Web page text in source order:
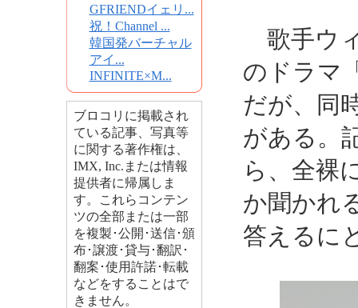
GFRIENDイェリ...
祝！Channel ...
韓国発バーチャル
アイ...
INFINITE×M...
ブロコリに掲載され
ている記事、写真等
に関する著作権は、
IMX, Inc.または情報
提供者に帰属しま
す。これらコンテン
ツの全部または一部
を複製･公開･送信･頒
布･譲渡･貸与･翻訳･
翻案･使用許諾･転載
などをすることはで
きません。
歌手ウ
のドラマ
だが、同
がある。
ら、全裸
か聞かれ
答えるに